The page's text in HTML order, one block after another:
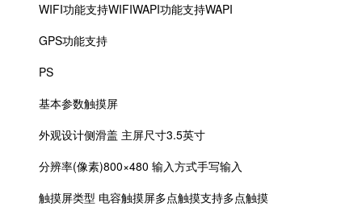
WIFI功能支持WIFIWAPI功能支持WAPI
GPS功能支持
PS
基本参数触摸屏
外观设计侧滑盖 主屏尺寸3.5英寸
分辨率(像素)800×480 输入方式手写输入
触摸屏类型 电容触摸屏多点触摸支持多点触摸